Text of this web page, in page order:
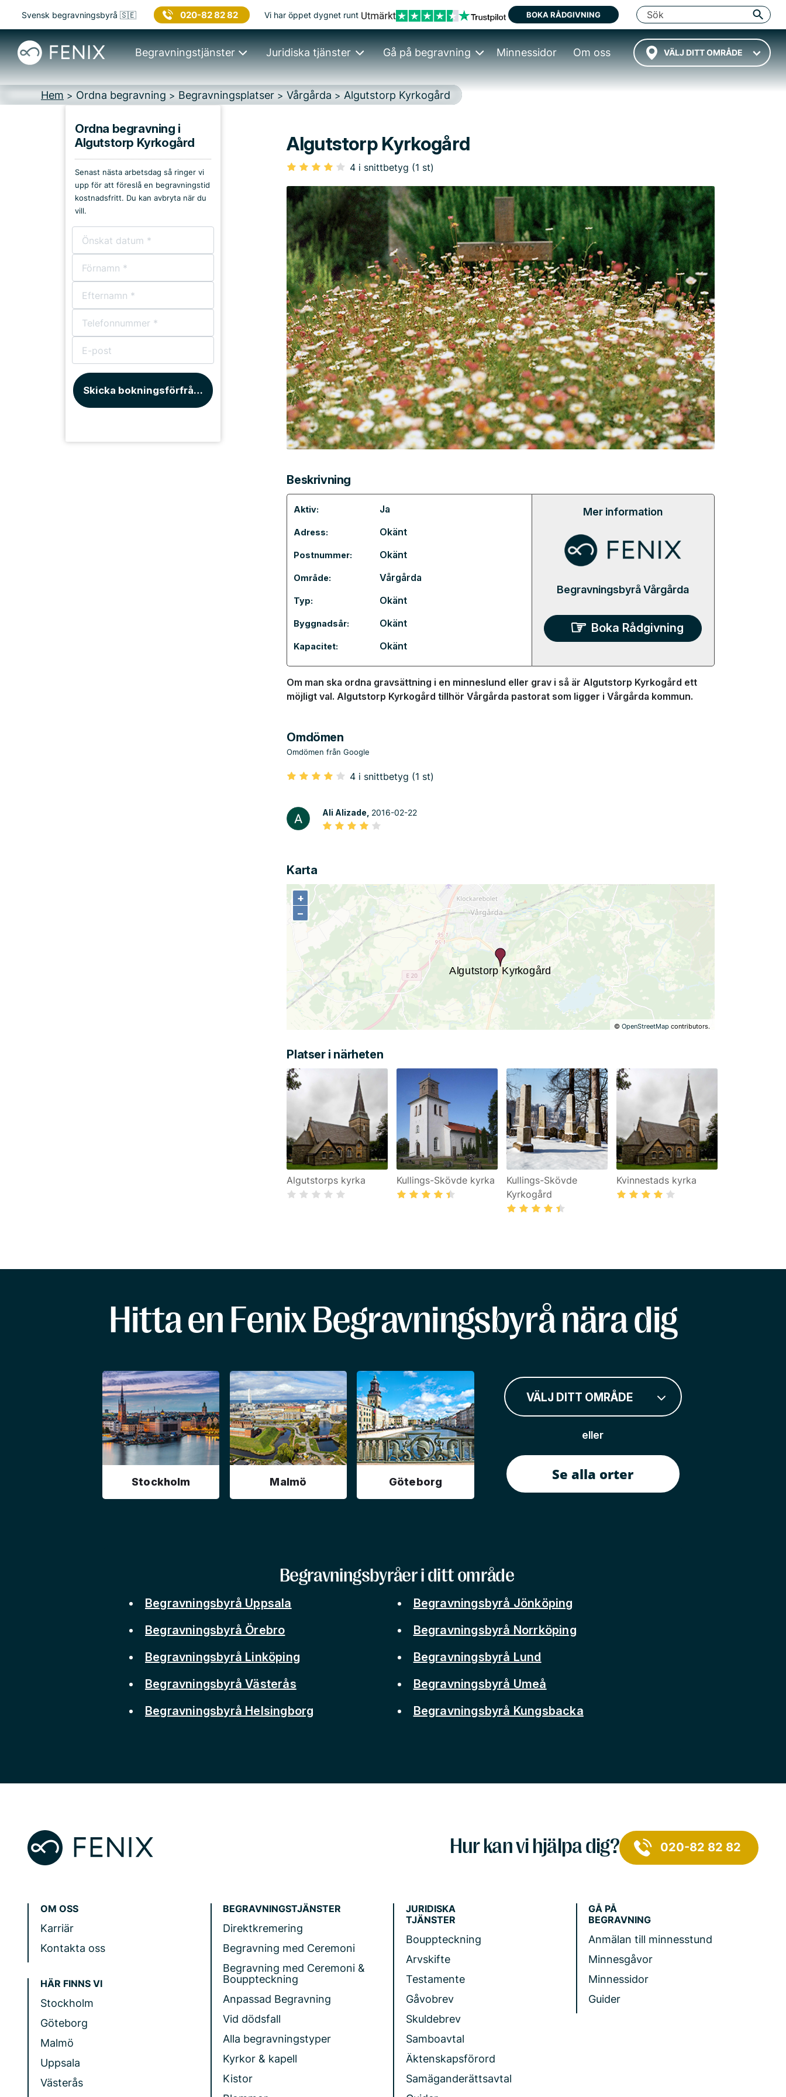
Svensk begravningsbyrå 🇸🇪 020-82 82 82 Vi har öppet dygnet runt BOKA RÅDGIVNING
VÄLJ DITT OMRÅDE
Begravningstjänster Juridiska tjänster Gå på begravning Minnessidor Om oss
Hem > Ordna begravning > Begravningsplatser > Vårgårda > Algutstorp Kyrkogård
Kyrkor & kapell
Begravningsplatser
Församlingshem
Bårhus
Ordna begravning i
Algutstorp Kyrkogård
Senast nästa arbetsdag så ringer vi
upp för att föreslå en begravningstid
kostnadsfritt. Du kan avbryta när du
vill.
Skicka bokningsförfrågan
Algutstorp Kyrkogård
4 i snittbetyg (1 st)
Beskrivning
Aktiv: Ja
Adress: Okänt
Postnummer: Okänt
Område: Vårgårda
Typ: Okänt
Byggnadsår: Okänt
Kapacitet: Okänt
Mer information
Begravningsbyrå Vårgårda
Boka Rådgivning
Om man ska ordna gravsättning i en minneslund eller grav i så är Algutstorp Kyrkogård ett
möjligt val. Algutstorp Kyrkogård tillhör Vårgårda pastorat som ligger i Vårgårda kommun.
Omdömen
Omdömen från Google
4 i snittbetyg (1 st)
Ali Alizade, 2016-02-22
Karta
+
−
©OpenStreetMap contributors.
+
−
Platser i närheten
Algutstorps kyrka Kullings-Skövde kyrka
Kullings-Skövde
Kyrkogård
Kvinnestads kyrka
Hitta en Fenix Begravningsbyrå nära dig
Stockholm Malmö Göteborg
VÄLJ DITT OMRÅDE
eller
Se alla orter
Begravningsbyråer i ditt område
Begravningsbyrå Uppsala
Begravningsbyrå Örebro
Begravningsbyrå Linköping
Begravningsbyrå Västerås
Begravningsbyrå Helsingborg
Begravningsbyrå Jönköping
Begravningsbyrå Norrköping
Begravningsbyrå Lund
Begravningsbyrå Umeå
Begravningsbyrå Kungsbacka
Hur kan vi hjälpa dig? 020-82 82 82
OM OSS
Karriär
Kontakta oss
HÄR FINNS VI
Stockholm
Göteborg
Malmö
Uppsala
Västerås
BEGRAVNINGSTJÄNSTER
Direktkremering
Begravning med Ceremoni
Begravning med Ceremoni &
Bouppteckning
Anpassad Begravning
Vid dödsfall
Alla begravningstyper
Kyrkor & kapell
Kistor
JURIDISKA
TJÄNSTER
Bouppteckning
Arvskifte
Testamente
Gåvobrev
Skuldebrev
Samboavtal
Äktenskapsförord
Samäganderättsavtal
GÅ PÅ
BEGRAVNING
Anmälan till minnesstund
Minnesgåvor
Minnessidor
Guider